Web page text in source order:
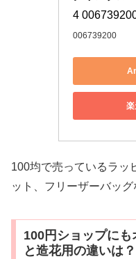
4
006739200
楽
100均で売っているラッ
ット、フリーザーバッグ
100円ショップに
と造花用の違いは？